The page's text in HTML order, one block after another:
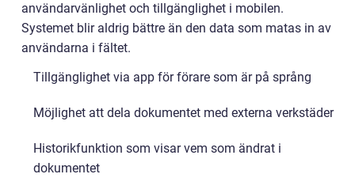
användarvänlighet och tillgänglighet i mobilen.
Systemet blir aldrig bättre än den data som matas in av
användarna i fältet.
Tillgänglighet via app för förare som är på språng
Möjlighet att dela dokumentet med externa verkstäder
Historikfunktion som visar vem som ändrat i
dokumentet